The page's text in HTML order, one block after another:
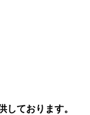
しております。